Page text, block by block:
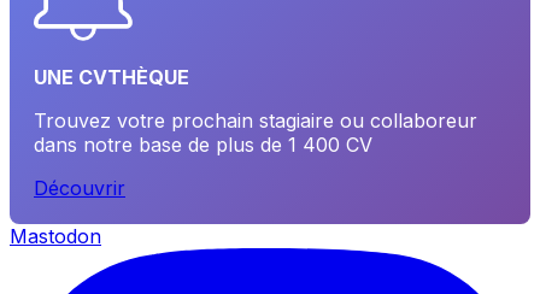
UNE CVTHÈQUE
Trouvez votre prochain stagiaire ou collaboreur
dans notre base de plus de 1 400 CV
Découvrir
Mastodon